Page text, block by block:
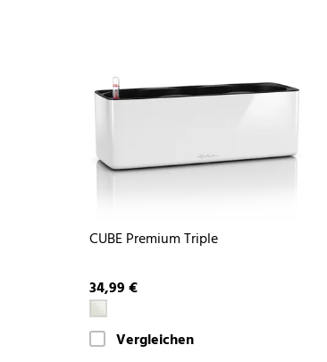
CUBE Premium Triple
34,99 €
Vergleichen